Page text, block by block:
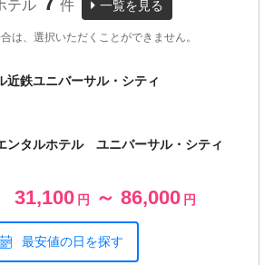
テル 件 一覧を見る
は、選択いただくことができません。
近鉄ユニバーサル・シティ
ンタルホテル ユニバーサル・シティ
31,100 円 ～ 86,000 円
最安値の日を探す